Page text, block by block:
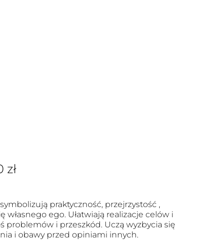
zł
praktyczność, przejrzystość ,
własnego ego. Ułatwiają realizacje celów i
problemów i przeszkód. Uczą wyzbycia się
i obawy przed opiniami innych.